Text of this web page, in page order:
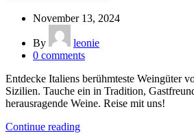
November 13, 2024
By
leonie
0 comments
Entdecke Italiens berühmteste Weingüter
Sizilien. Tauche ein in Tradition,
herausragende Weine. Reise mit uns!
Continue reading